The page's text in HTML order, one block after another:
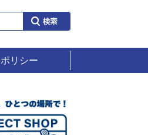
リシー